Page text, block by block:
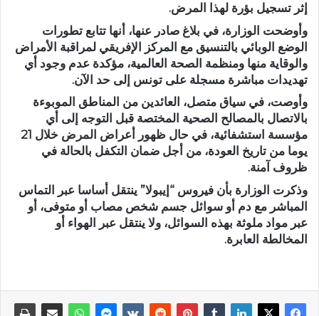
إثر تسجيل بؤرة لهذا المرض.
وأوضحت الوزارة، في بلاغ صادر عنها، أنها تتابع تطورات
الوضع الوبائي بالتنسيق مع المركز الإفريقي لمراقبة الأمراض
والوقاية منها ومنظمة الصحة العالمية، مؤكدة عدم وجود أي
تهديدات مباشرة مسجلة على تونس إلى حد الآن.
وأوصت، في سياق متصل، العائدين من المناطق الموبوءة
بالاتصال بالمصالح الصحية المختصة قبل التوجه إلى أي
مؤسسة استشفائية، في حال ظهور أعراض المرض خلال 21
يوما من تاريخ العودة، من أجل ضمان التكفل بالحالة في
ظروف آمنة.
وذكرت الوزارة بأن فيروس “إيبولا” ينتقل أساسا عبر التماس
المباشر مع دم أو سوائل جسم شخص مصاب أو متوفى، أو
عبر مواد ملوثة بهذه السوائل، ولا ينتقل عبر الهواء أو
المخالطة العابرة.